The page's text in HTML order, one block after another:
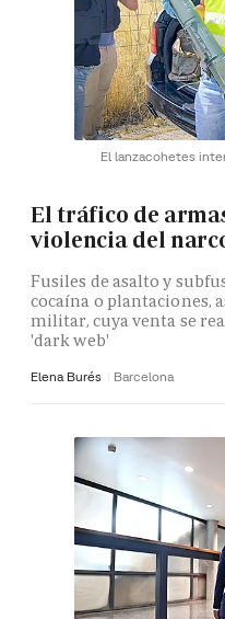
El lanzacohetes
El tráfico de
violencia del
Fusiles de asalto y
cocaína o plantaciones,
militar, cuya venta se
'dark web'
Elena Burés Barcelona